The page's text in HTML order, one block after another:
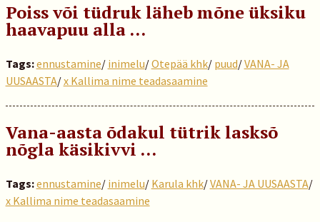
Poiss või tüdruk läheb mõne üksiku
haavapuu alla …
Tags:ennustamine/ inimelu/Otepää khk/ puud/VANA- JA
UUSAASTA/x Kallima nime teadasaamine
Vana-aasta õdakul tütrik lasksõ
nõgla käsikivvi …
Tags:ennustamine/ inimelu/ Karula khk/VANA- JA UUSAASTA/
x Kallima nime teadasaamine